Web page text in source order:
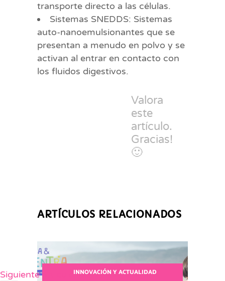
transporte directo a las células.
Sistemas SNEDDS: Sistemas
auto-nanoemulsionantes que se
presentan a menudo en polvo y se
activan al entrar en contacto con
los fluidos digestivos.
Valora
este
artículo.
Gracias!
🙂
Siguiente artículo
ARTÍCULOS RELACIONADOS
INNOVACIÓN Y ACTUALIDAD